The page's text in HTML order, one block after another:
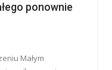
ponownie
Małym